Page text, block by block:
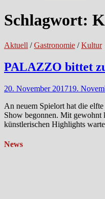
Schlagwort:
Aktuell /Gastronomie /Kultur
PALAZZO bittet
20. November 201719.
An neuem Spielort hat die
Show begonnen. Mit gewohnt
künstlerischen Highlights
News